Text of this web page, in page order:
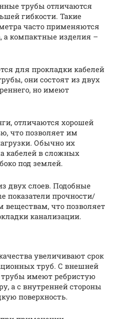
трубы отличаются
гибкости. Такие
часто применяются
а компактные изделия –
для прокладки кабелей
они состоят из двух
но имеют
отличаются хорошей
что позволяет им
Обычно их
кабелей в сложных
под землей.
двух слоев. Подобные
показатели прочности/
веществам, что позволяет
канализации.
увеличивают срок
труб. С внешней
имеют ребристую
а с внутренней стороны
поверхность.